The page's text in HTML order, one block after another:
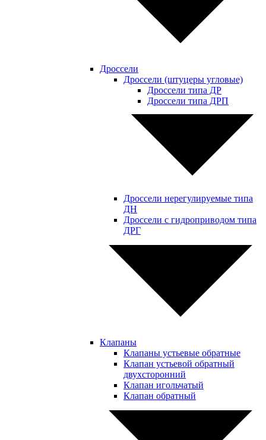
Дроссели
Дроссели (штуцеры угловые)
Дроссели типа ДР
Дроссели типа ДРП
Дроссели нерегулируемые типа
ДН
Дроссели с гидроприводом типа
ДРГ
Клапаны
Клапаны устьевые обратные
Клапан устьевой обратный
двухсторонний
Клапан игольчатый
Клапан обратный